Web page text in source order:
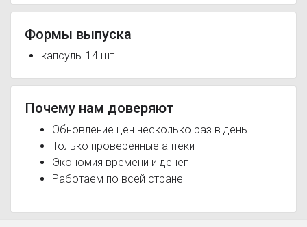
Формы выпуска
капсулы 14 шт
Почему нам доверяют
Обновление цен несколько раз в день
Только проверенные аптеки
Экономия времени и денег
Работаем по всей стране